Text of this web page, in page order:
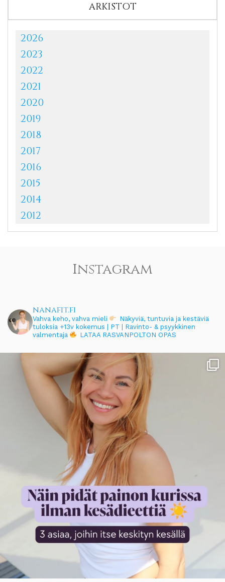
ARKISTOT
2026
2023
2022
2021
2020
2019
2018
2017
2016
2015
2014
2012
Instagram
nanafit.fi
Vahva keho, vahva mieli
Näkyviä, tuntuvia ja kestäviä
tuloksia +13v kokemus | PT | Ravinto- & psyykkinen
valmentaja
LATAA RASVANPOLTON OPAS